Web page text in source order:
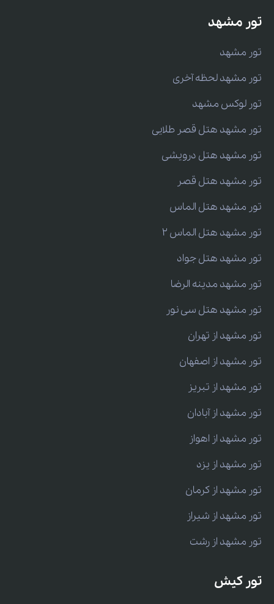
تور مشهد
تور مشهد
تور مشهد لحظه آخری
تور لوکس مشهد
تور مشهد هتل قصر طلایی
تور مشهد هتل درویشی
تور مشهد هتل قصر
تور مشهد هتل الماس
تور مشهد هتل الماس 2
تور مشهد هتل جواد
تور مشهد مدینه الرضا
تور مشهد هتل سی نور
تور مشهد از تهران
تور مشهد از اصفهان
تور مشهد از تبریز
تور مشهد از آبادان
تور مشهد از اهواز
تور مشهد از یزد
تور مشهد از کرمان
تور مشهد از شیراز
تور مشهد از رشت
تور کیش